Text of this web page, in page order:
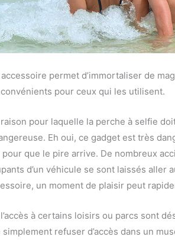
permet d’immortaliser de
pour ceux qui les utilisent.
pour laquelle la perche à selfie
Eh oui, ce gadget est très
pour que le pire arrive. De nombreux
d’un véhicule se sont laissés aller
un moment de plaisir peut
à certains loisirs ou parcs sont
refuser d’accès dans un